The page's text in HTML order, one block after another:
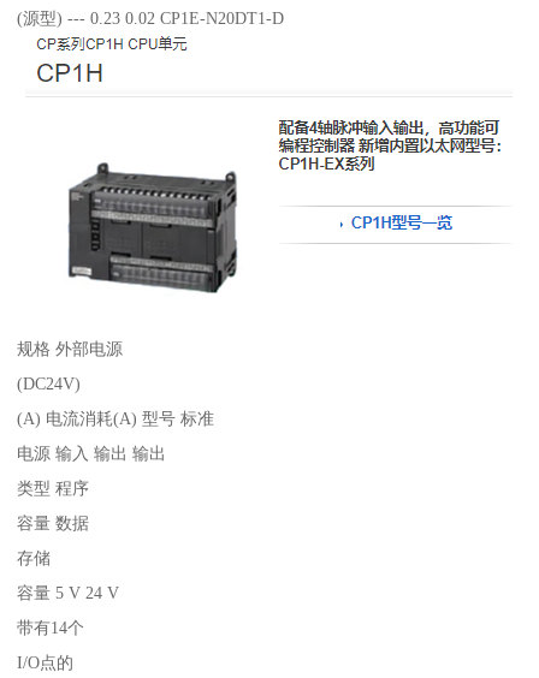
(源型) --- 0.23 0.02 CP1E-N20DT1-D
规格 外部电源
(DC24V)
(A) 电流消耗(A) 型号 标准
电源 输入 输出 输出
类型 程序
容量 数据
存储
容量 5 V 24 V
带有14个
I/O点的